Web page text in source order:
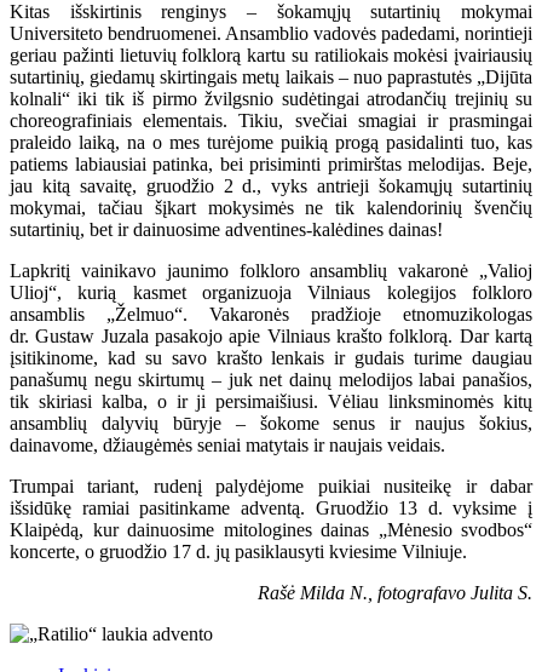
Kitas išskirtinis renginys – šokamųjų sutartinių mokymai
Universiteto bendruomenei. Ansamblio vadovės padedami, norintieji
geriau pažinti lietuvių folklorą kartu su ratiliokais mokėsi įvairiausių
sutartinių, giedamų skirtingais metų laikais – nuo paprastutės „Dijūta
kolnali“ iki tik iš pirmo žvilgsnio sudėtingai atrodančių trejinių su
choreografiniais elementais. Tikiu, svečiai smagiai ir prasmingai
praleido laiką, na o mes turėjome puikią progą pasidalinti tuo, kas
patiems labiausiai patinka, bei prisiminti primirštas melodijas. Beje,
jau kitą savaitę, gruodžio 2 d., vyks antrieji šokamųjų sutartinių
mokymai, tačiau šįkart mokysimės ne tik kalendorinių švenčių
sutartinių, bet ir dainuosime adventines-kalėdines dainas!
Lapkritį vainikavo jaunimo folkloro ansamblių vakaronė „Valioj
Ulioj“, kurią kasmet organizuoja Vilniaus kolegijos folkloro
ansamblis „Želmuo“. Vakaronės pradžioje etnomuzikologas
dr. Gustaw Juzala pasakojo apie Vilniaus krašto folklorą. Dar kartą
įsitikinome, kad su savo krašto lenkais ir gudais turime daugiau
panašumų negu skirtumų – juk net dainų melodijos labai panašios,
tik skiriasi kalba, o ir ji persimaišiusi. Vėliau linksminomės kitų
ansamblių dalyvių būryje – šokome senus ir naujus šokius,
dainavome, džiaugėmės seniai matytais ir naujais veidais.
Trumpai tariant, rudenį palydėjome puikiai nusiteikę ir dabar
išsidūkę ramiai pasitinkame adventą. Gruodžio 13 d. vyksime į
Klaipėdą, kur dainuosime mitologines dainas „Mėnesio svodbos“
koncerte, o gruodžio 17 d. jų pasiklausyti kviesime Vilniuje.
Rašė Milda N., fotografavo Julita S.